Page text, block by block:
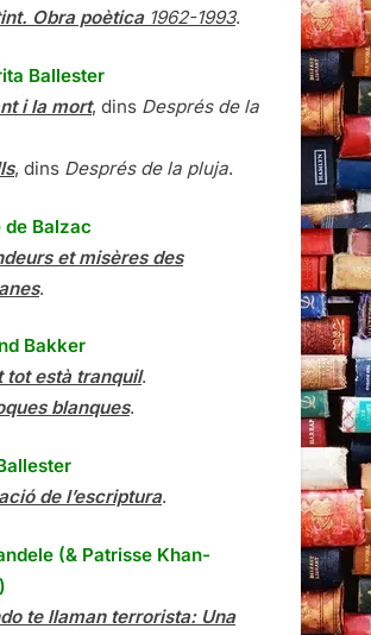
Obra poètica1962-1993.
Ballester
i la mort, dins Després de la
, dins Després de la pluja.
de Balzac
et misères des
.
Bakker
tot està tranquil.
blanques.
de l’escriptura.
(& Patrisse Khan-
te llaman terrorista: Una